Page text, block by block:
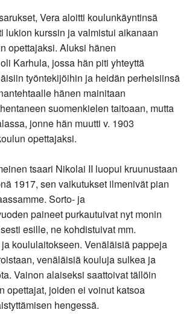
Vera aloitti koulunkäyntinsä
lukion kurssin ja valmistui aikanaan
opettajaksi. Aluksi hänen
Karhula, jossa hän piti yhteyttä
työntekijöihin ja heidän perheisiinsä
hänen mainitaan
suomenkielen taitoaan, mutta
jonne hän muutti v. 1903
opettajaksi.
tsaari Nikolai II luopui kruunustaan
1917, sen vaikutukset ilmenivät pian
Sorto- ja
paineet purkautuivat nyt monin
esille, ne kohdistuivat mm.
koululaitokseen. Venäläisiä pappeja
venäläisiä kouluja sulkea ja
Vainon alaiseksi saattoivat tällöin
opettajat, joiden ei voinut katsoa
hengessä.